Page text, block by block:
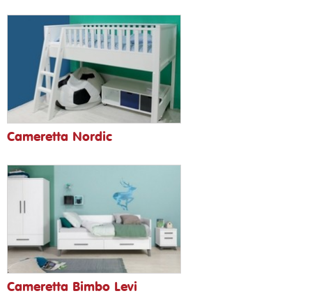
Cameretta Nordic
Cameretta Bimbo Levi